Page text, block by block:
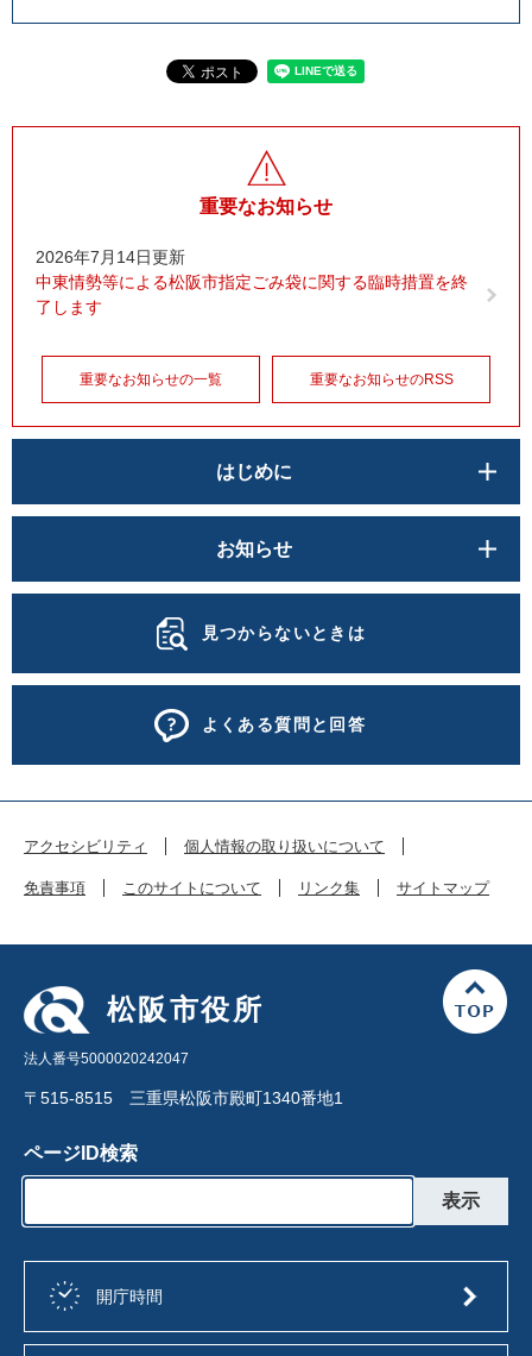
重要なお知らせ
2026年7月14日更新
中東情勢等による松阪市指定ごみ袋に関する臨時措置を終
了します
重要なお知らせの一覧 重要なお知らせのRSS
はじめに
お知らせ
見つからないときは
よくある質問と回答
アクセシビリティ 個人情報の取り扱いについて
免責事項 このサイトについて リンク集 サイトマップ
松阪市役所
法人番号5000020242047
〒515-8515 三重県松阪市殿町1340番地1
ページID検索
開庁時間